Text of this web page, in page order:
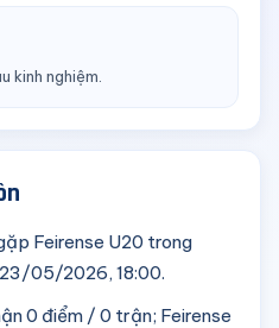
kinh nghiệm.
Feirense U20 trong
05/2026, 18:00.
0 điểm / 0 trận; Feirense